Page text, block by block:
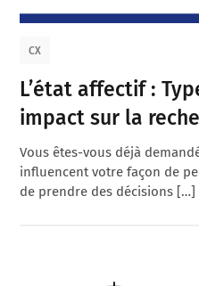
CX
L’état affectif :
impact sur la
Vous êtes-vous déjà
influencent votre façon de
de prendre des décisions […]